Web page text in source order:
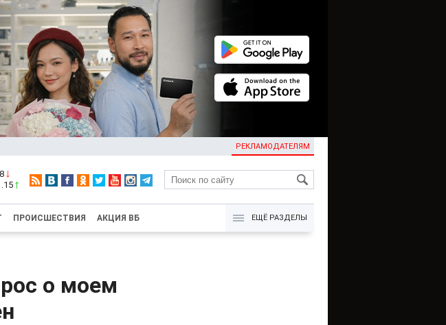
РЕКЛАМОДАТЕЛЯМ
KG
ПРОИСШЕСТВИЯ АКЦИЯ ВБ ЕЩЁ РАЗДЕЛЫ
о моем